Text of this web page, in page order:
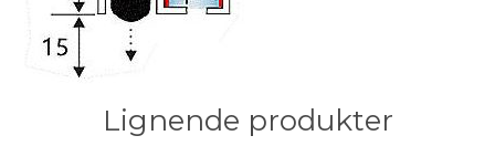
Lignende produkter